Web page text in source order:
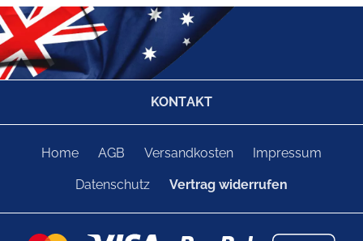
KONTAKT
Home AGB Versandkosten Impressum
Datenschutz Vertrag widerrufen